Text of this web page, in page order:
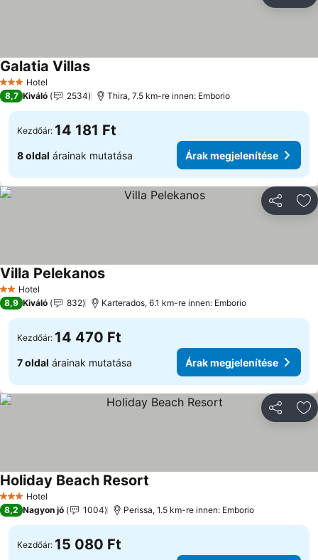
3 Kategória
Hotel
Galatia Villas
8,7 Kiváló 2534 Thira, 7.5 km-re innen: Emborio
Kezdőár: 14 181 Ft
8 oldal árainak mutatása Árak megjelenítése
2 Kategória
Hotel
Villa Pelekanos
8,9 Kiváló 832 Karterados, 6.1 km-re innen: Emborio
Kezdőár: 14 470 Ft
7 oldal árainak mutatása Árak megjelenítése
3 Kategória
Hotel
Holiday Beach Resort
8,2 Nagyon jó 1004 Perissa, 1.5 km-re innen: Emborio
Kezdőár: 15 080 Ft